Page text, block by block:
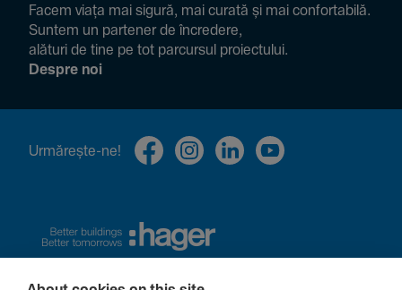
Facem viața mai sigură, mai curată și mai confor­ta­bilă.
Suntem un partener de încre­dere,
alături de tine pe tot parcursul proiec­tului.
Despre noi
Urmă­rește-ne!